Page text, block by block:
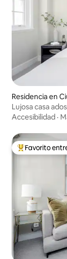
Residencia en
Lujosa casa
centro de
Accesibilidad ·
De los mejores
Favorito